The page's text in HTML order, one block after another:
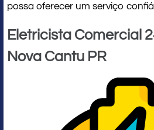
possa oferecer um serviço
Eletricista Comercial
Nova Cantu PR